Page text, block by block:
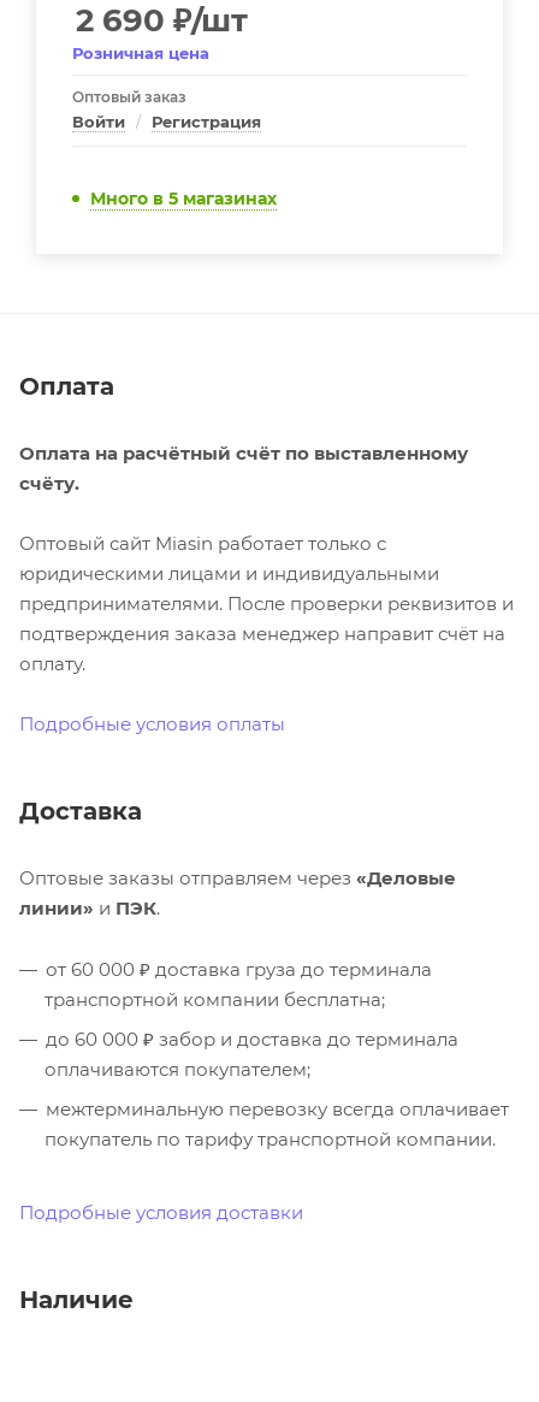
2 690 ₽/шт
Розничная цена
Оптовый заказ
Войти / Регистрация
Много в 5 магазинах
Оплата
Оплата на расчётный счёт по выставленному
счёту.
Оптовый сайт Miasin работает только с
юридическими лицами и индивидуальными
предпринимателями. После проверки реквизитов и
подтверждения заказа менеджер направит счёт на
оплату.
Подробные условия оплаты
Доставка
Оптовые заказы отправляем через «Деловые
линии» и ПЭК.
от 60 000 ₽ доставка груза до терминала
транспортной компании бесплатна;
до 60 000 ₽ забор и доставка до терминала
оплачиваются покупателем;
межтерминальную перевозку всегда оплачивает
покупатель по тарифу транспортной компании.
Подробные условия доставки
Наличие